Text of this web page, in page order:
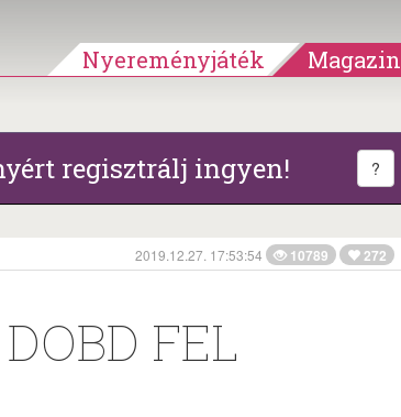
Nyereményjáték Magazin
regisztrálj ingyen! ?
2019.12.27. 17:53:54 10789 272
FEL